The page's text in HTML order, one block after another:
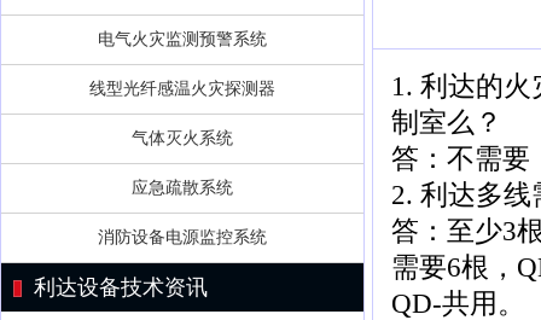
电气火灾监测预警系统
线型光纤感温火灾探测器
气体灭火系统
应急疏散系统
消防设备电源监控系统
利达设备技术资讯
1. 利达的
制室么？
答：不需要
2. 利达多
答：至少3
需要6根，
QD-共用。